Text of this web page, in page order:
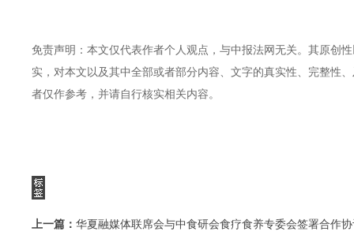
免责声明：本文仅代表作者个人观点，与中报法网无关。其原创
实，对本文以及其中全部或者部分内容、文字的真实性、完整性
者仅作参考，并请自行核实相关内容。
上一篇： 华夏融媒体联席会与中食研会食疗食养专委会签署合作